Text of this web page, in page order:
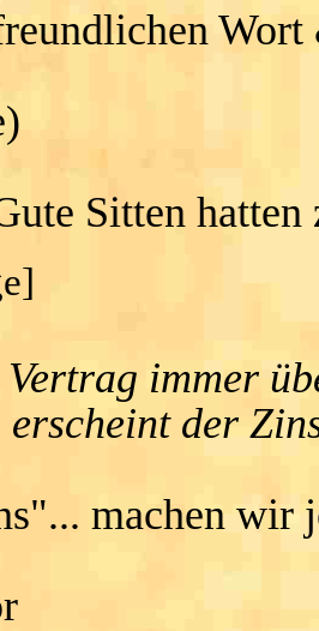
Sitten
immer
der
machen wir